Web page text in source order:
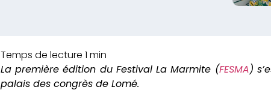
La première édition du Festival La Marmite (FESMA)
palais des congrès de Lomé.